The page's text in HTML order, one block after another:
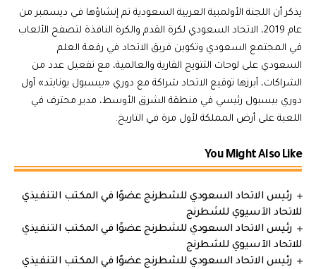
يذكر أن اللجنة الأولمبية العربية السعودية تم إنشاؤها في ديسمبر من
عام 2019، الاتحاد السعودي لكرة القدم والكرة النافذة لتصفح الألعاب
في المجتمع السعودي وتكوين فريق الاتحاد في رفعة العلم
السعودي على لوحات التتويج القارية والعالمية، مع تفعيل عدد من
الشراكات، أبرزها توقيع الاتحاد شراكة مع دوري «بيسبول يونايتد» أول
دوري بيسبول رئيسي في منطقة الشرق الأوسط، مدير محترف في
اللعبة على أرض المملكة لأول مرة في التاريخ.
You Might Also Like
رئيس الاتحاد السعودي للشطرنج عضوًا في المكتب التنفيذي
للاتحاد الآسيوي للشطرنج
رئيس الاتحاد السعودي للشطرنج عضوًا في المكتب التنفيذي
للاتحاد الآسيوي للشطرنج
رئيس الاتحاد السعودي للشطرنج عضوًا في المكتب التنفيذي